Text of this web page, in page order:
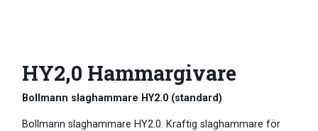
HY2,0 Hammargivare
Bollmann slaghammare HY2.0 (standard)
Bollmann slaghammare HY2.0. Kraftig slaghammare för